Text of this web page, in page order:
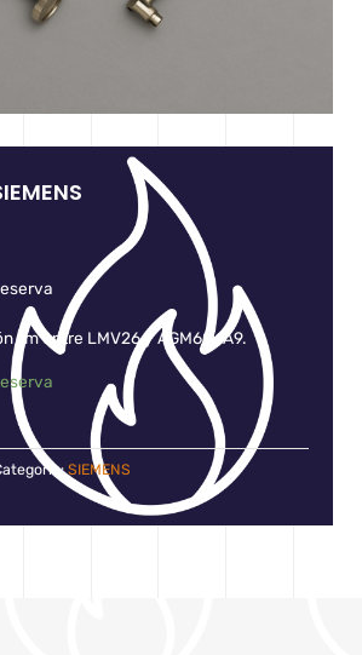
1m entre LMV26 y AGM60.1A9.
SIEMENS